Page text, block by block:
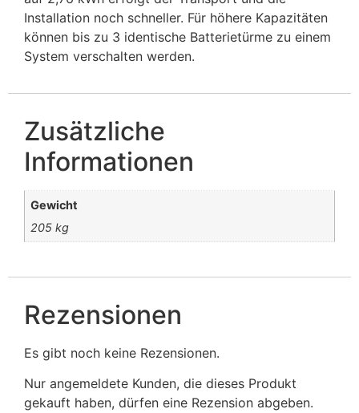
Installation noch schneller. Für höhere Kapazitäten
können bis zu 3 identische Batterietürme zu einem
System verschalten werden.
Zusätzliche
Informationen
Gewicht
205 kg
Rezensionen
Es gibt noch keine Rezensionen.
Nur angemeldete Kunden, die dieses Produkt
gekauft haben, dürfen eine Rezension abgeben.